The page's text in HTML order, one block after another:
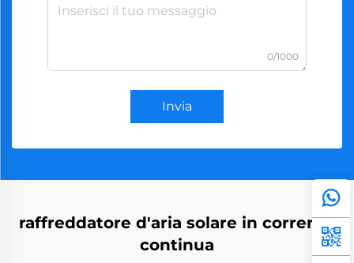
0/1000
Invia
raffreddatore d'aria solare in corrente
continua